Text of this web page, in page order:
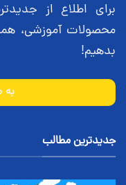
برای اطلاع از
محصولات آموزشی،
بدهیم!
به
جدیدترین مطالب